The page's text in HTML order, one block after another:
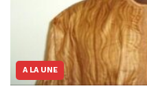
A LA UNE